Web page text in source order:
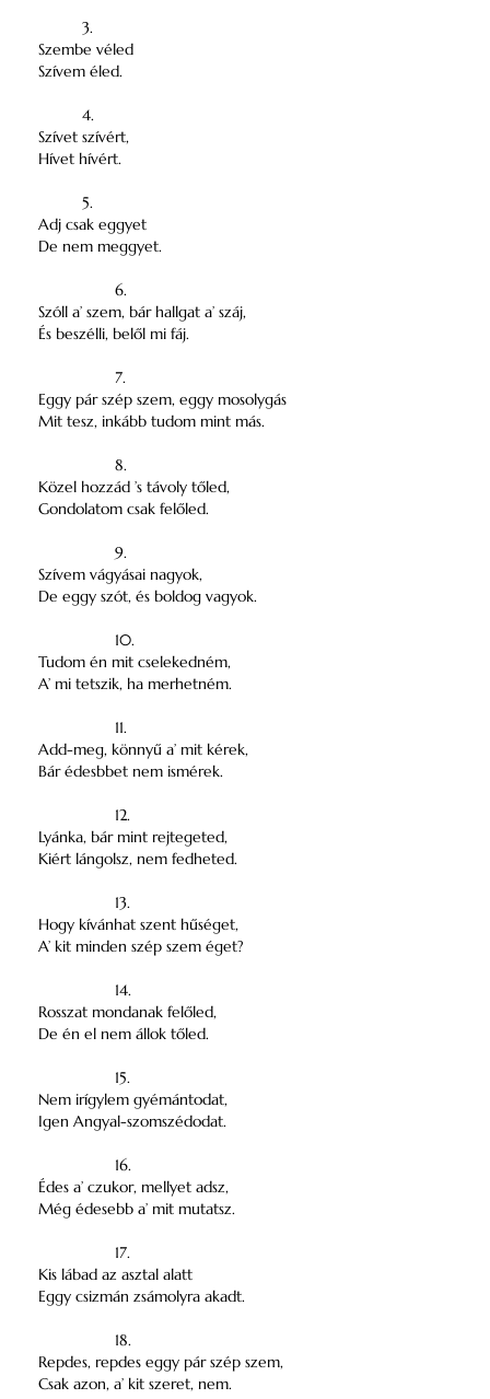
3.
Szembe véled
Szívem éled.
4.
Szívet szívért,
Hívet hívért.
5.
Adj csak eggyet
De nem meggyet.
6.
Szóll a’ szem, bár hallgat a’ száj,
És beszélli, belől mi fáj.
7.
Eggy pár szép szem, eggy mosolygás
Mit tesz, inkább tudom mint más.
8.
Közel hozzád ’s távoly tőled,
Gondolatom csak felőled.
9.
Szívem vágyásai nagyok,
De eggy szót, és boldog vagyok.
10.
Tudom én mit cselekedném,
A’ mi tetszik, ha merhetném.
11.
Add-meg, könnyű a’ mit kérek,
Bár édesbbet nem ismérek.
12.
Lyánka, bár mint rejtegeted,
Kiért lángolsz, nem fedheted.
13.
Hogy kívánhat szent hűséget,
A’ kit minden szép szem éget?
14.
Rosszat mondanak felőled,
De én el nem állok tőled.
15.
Nem irígylem gyémántodat,
Igen Angyal-szomszédodat.
16.
Édes a’ czukor, mellyet adsz,
Még édesebb a’ mit mutatsz.
17.
Kis lábad az asztal alatt
Eggy csizmán zsámolyra akadt.
18.
Repdes, repdes eggy pár szép szem,
Csak azon, a’ kit szeret, nem.